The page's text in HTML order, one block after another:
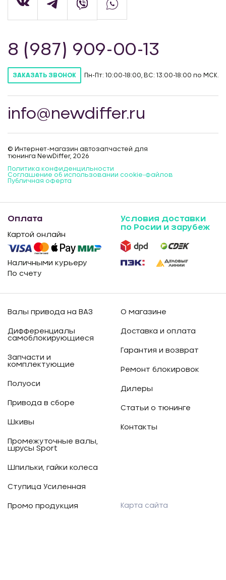
8 (987) 909-00-13
ЗАКАЗАТЬ ЗВОНОК Пн-Пт: 10:00-18:00, ВС: 13:00-18:00 по МСК.
info@newdiffer.ru
© Интернет-магазин автозапчастей для
тюнинга NewDiffer, 2026
Политика конфиденцильности
Соглашение об использовании cookie-файлов
Публичная оферта
Оплата
Картой онлайн
Наличными курьеру
По счету
Условия доставки
по Росии и зарубеж
Валы привода на ВАЗ
Дифференциалы
самоблокирующиеся
Запчасти и
комплектующие
Полуоси
Привода в сборе
Шкивы
Промежуточные валы,
шрусы Sport
Шпильки, гайки колеса
Ступица Усиленная
Промо продукция
О магазине
Доставка и оплата
Гарантия и возврат
Ремонт блокировок
Дилеры
Статьи о тюнинге
Контакты
Карта сайта